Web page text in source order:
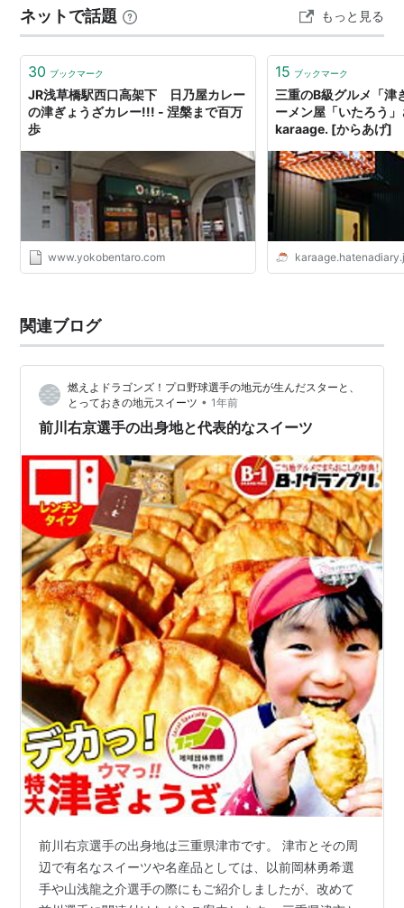
－国道1号－新名神－伊勢道）で津に向かうことにした。
米原から名神に入り、途中の多賀SA（下り）…
ネットで話題 もっと見る
30 ブックマーク
JR浅草橋駅西口高架下 日乃屋カレー
の津ぎょうざカレー!!! - 涅槃まで百万
歩
www.yokobentaro.com
15 ブックマーク
三重のB級グルメ「津
ーメン屋「いたろう
karaage. [からあげ]
関連ブログ
燃えよドラゴンズ！プロ野球選手の地元が生んだスターと、
とっておきの地元スイーツ • 1年前
前川右京選手の出身地と代表的なスイーツ
前川右京選手の出身地は三重県津市です。 津市とその周
辺で有名なスイーツや名産品としては、以前岡林勇希選
手や山浅龍之介選手の際にもご紹介しましたが、改めて